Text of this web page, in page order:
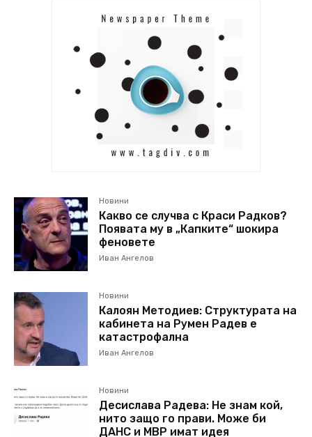
Новини
Какво се случва с Краси Радков?
Появата му в „Капките“ шокира
феновете
Иван Ангелов
Новини
Калоян Методиев: Структурата на
кабинета на Румен Радев е
катастрофална
Иван Ангелов
Новини
Десислава Радева: Не знам кой,
нито защо го прави. Може би
ДАНС и МВР имат идея